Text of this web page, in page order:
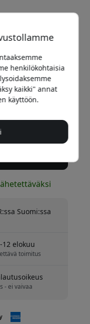
Suomi:ssa
12 elokuu
toimitus
- ei vaivaa
henkilökohtaisia
kaikki" annat
käyttöön.